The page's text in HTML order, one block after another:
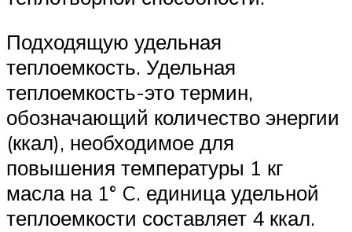
Подходящую удельная
теплоемкость. Удельная
теплоемкость-это термин,
обозначающий количество энергии
(ккал), необходимое для
повышения температуры 1 кг
масла на 1° C. единица удельной
теплоемкости составляет 4 ккал.